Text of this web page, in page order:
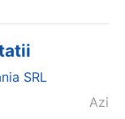
SRL
Azi